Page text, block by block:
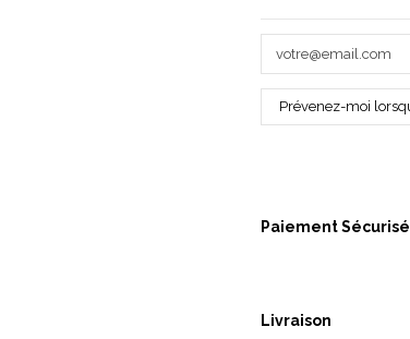
Paiement Sécurisé
Livraison